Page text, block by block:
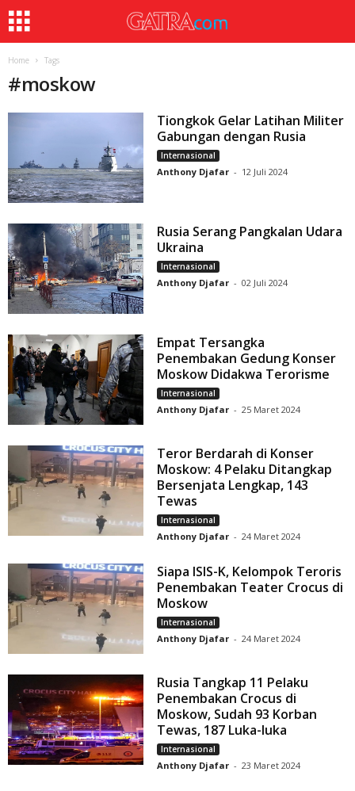
Home Tags
#moskow
Tiongkok Gelar Latihan Militer
Gabungan dengan Rusia
Internasional
Anthony Djafar - 12 Juli 2024
Rusia Serang Pangkalan Udara
Ukraina
Internasional
Anthony Djafar - 02 Juli 2024
Empat Tersangka
Penembakan Gedung Konser
Moskow Didakwa Terorisme
Internasional
Anthony Djafar - 25 Maret 2024
Teror Berdarah di Konser
Moskow: 4 Pelaku Ditangkap
Bersenjata Lengkap, 143
Tewas
Internasional
Anthony Djafar - 24 Maret 2024
Siapa ISIS-K, Kelompok Teroris
Penembakan Teater Crocus di
Moskow
Internasional
Anthony Djafar - 24 Maret 2024
Rusia Tangkap 11 Pelaku
Penembakan Crocus di
Moskow, Sudah 93 Korban
Tewas, 187 Luka-luka
Internasional
Anthony Djafar - 23 Maret 2024